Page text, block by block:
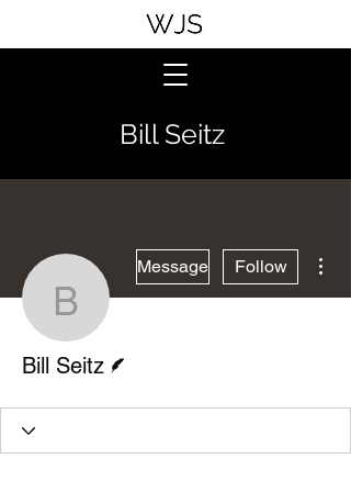
Bill Seitz
Bill Seitz
Message Follow
Bill Seitz